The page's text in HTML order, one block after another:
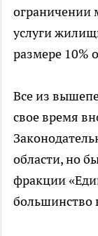
ограничении
услуги
размере 10%
Все из
свое время
области, но
фракции
большинство